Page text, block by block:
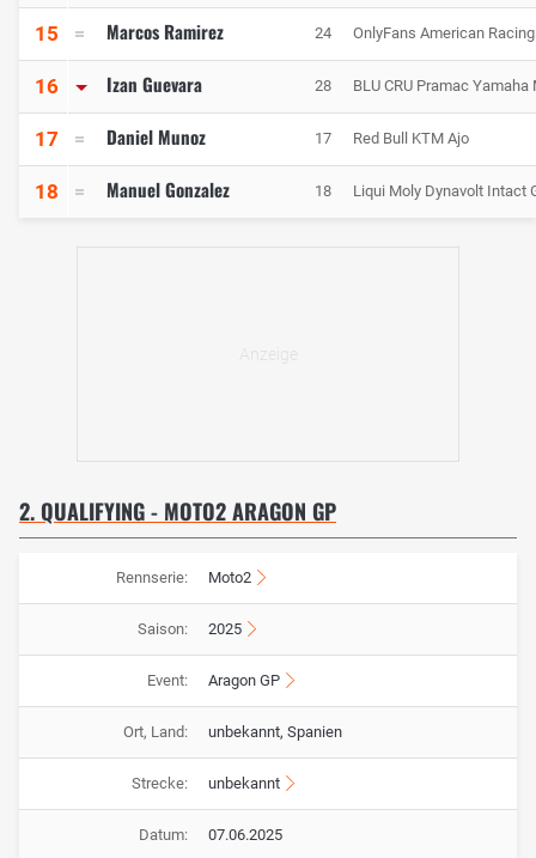
15 Marcos Ramirez 24 OnlyFans American
16 Izan Guevara 28 BLU CRU Pramac Yamaha
17 Daniel Munoz 17 Red Bull KTM Ajo
18 Manuel Gonzalez 18 Liqui Moly Dynavolt Intact
2. QUALIFYING - MOTO2 ARAGON GP
Rennserie: Moto2
Saison: 2025
Event: Aragon GP
Ort, Land: unbekannt, Spanien
Strecke: unbekannt
Datum: 07.06.2025